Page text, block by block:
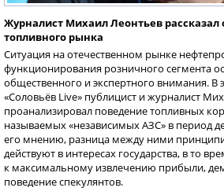
Журналист Михаил Леонтьев рассказал
топливного рынка
Ситуация на отечественном рынке
функционирования розничного сегмента
общественного и экспертного внимания.
«Соловьёв Live» публицист и журналист
проанализировал поведение топливных
называемых «независимых АЗС» в период
его мнению, разница между ними
действуют в интересах государства, в то
к максимальному извлечению прибыли,
поведение спекулянтов.